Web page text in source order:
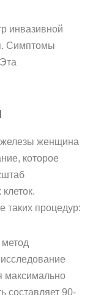
инвазивной
Симптомы
железы женщина
которое
таких процедур:
максимально
составляет 90-